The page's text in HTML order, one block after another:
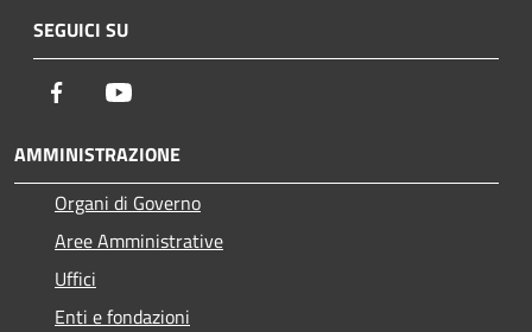
SEGUICI SU
Facebook
AMMINISTRAZIONE
Organi di Governo
Aree Amministrative
Uffici
Enti e fondazioni